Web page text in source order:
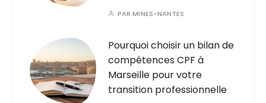
PARMINES-NANTES
Pourquoi choisir un bilan de
compétences CPF à
Marseille pour votre
transition professionnelle